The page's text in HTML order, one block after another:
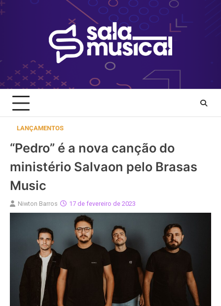
Skip
to
LANÇAMENTOS
“Pedro” é a nova canção do
ministério Salvaon pelo Brasas
Music
Niwton Barros 17 de fevereiro de 2023